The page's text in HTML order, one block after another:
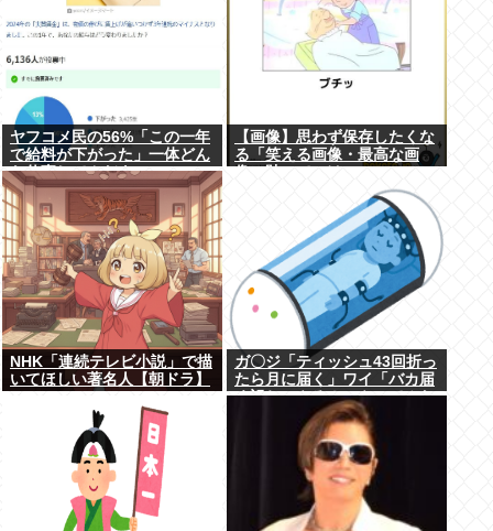
ヤフコメ民の56%「この一年
で給料が下がった」一体どん
な仕事してんだよこいつ
ら！？
【画像】思わず保存したくな
る「笑える画像・最高な画
NHK「連続テレビ小説」で描
いてほしい著名人【朝ドラ】
ガ〇ジ「ティッシュ43回折っ
たら月に届く」ワイ「バカ届
く訳ねーやろ！ｗやってみた